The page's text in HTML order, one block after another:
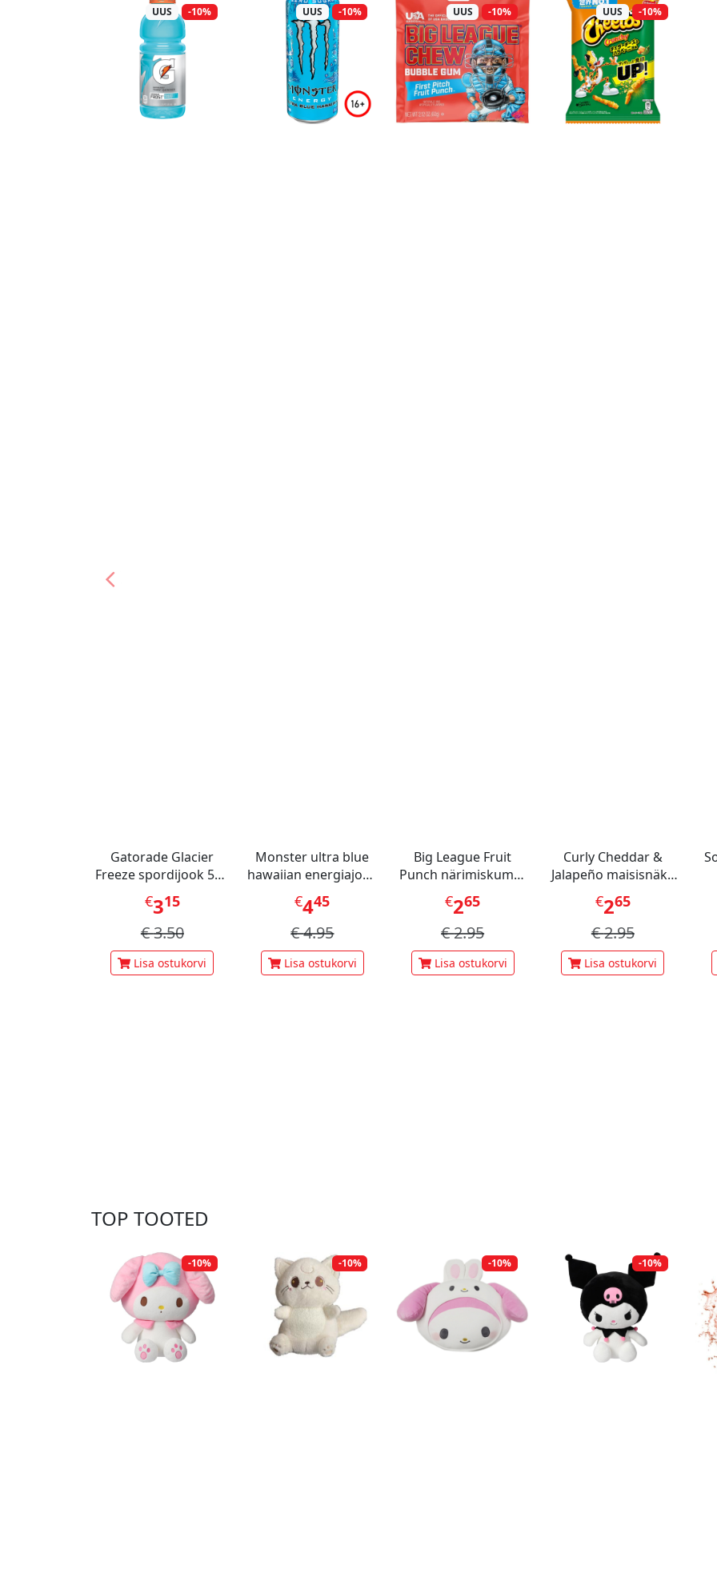
UUS -10%
Gatorade Glacier
Freeze spordijook 591
ml
€315
€3.50
Lisa ostukorvi
UUS -10%
Monster ultra blue
hawaiian energiajook
473ml
€445
€4.95
Lisa ostukorvi
UUS -10%
Big League Fruit
Punch närimiskumm
60 g
€265
€2.95
Lisa ostukorvi
UUS -10%
Curly Cheddar &
Jalapeño maisisnäkk
70 g
€265
€2.95
Lisa ostukorvi
TOP TOOTED
-10% -10% -10% -10%